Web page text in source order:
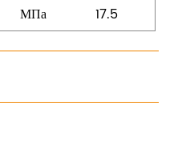
МПа 17.5